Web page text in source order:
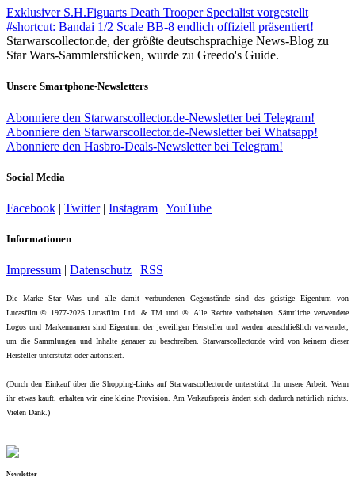
Exklusiver S.H.Figuarts Death Trooper Specialist vorgestellt
#shortcut: Bandai 1/2 Scale BB-8 endlich offiziell präsentiert!
Starwarscollector.de, der größte deutschsprachige News-Blog zu
Star Wars-Sammlerstücken, wurde zu Greedo's Guide.
Unsere Smartphone-Newsletters
Abonniere den Starwarscollector.de-Newsletter bei Telegram!
Abonniere den Starwarscollector.de-Newsletter bei Whatsapp!
Abonniere den Hasbro-Deals-Newsletter bei Telegram!
Social Media
Facebook | Twitter| Instagram | YouTube
Informationen
Impressum | Datenschutz | RSS
Die Marke Star Wars und alle damit verbundenen Gegenstände sind das geistige Eigentum von
Lucasfilm.© 1977-2025 Lucasfilm Ltd. & TM und ®. Alle Rechte vorbehalten. Sämtliche verwendete
Logos und Markennamen sind Eigentum der jeweiligen Hersteller und werden ausschließlich verwendet,
um die Sammlungen und Inhalte genauer zu beschreiben. Starwarscollector.de wird von keinem dieser
Hersteller unterstützt oder autorisiert.
(Durch den Einkauf über die Shopping-Links auf Starwarscollector.de unterstützt ihr unsere Arbeit. Wenn
ihr etwas kauft, erhalten wir eine kleine Provision. Am Verkaufspreis ändert sich dadurch natürlich nichts.
Vielen Dank.)
Newsletter